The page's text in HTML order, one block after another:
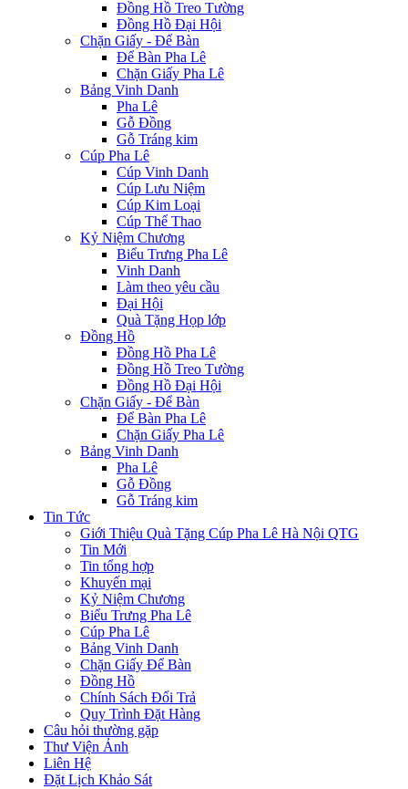
Đồng Hồ Treo Tường
Đồng Hồ Đại Hội
Chặn Giấy - Để Bàn
Để Bàn Pha Lê
Chặn Giấy Pha Lê
Bảng Vinh Danh
Pha Lê
Gỗ Đồng
Gỗ Tráng kim
Cúp Pha Lê
Cúp Vinh Danh
Cúp Lưu Niệm
Cúp Kim Loại
Cúp Thể Thao
Kỷ Niệm Chương
Biểu Trưng Pha Lê
Vinh Danh
Làm theo yêu cầu
Đại Hội
Quà Tặng Họp lớp
Đồng Hồ
Đồng Hồ Pha Lê
Đồng Hồ Treo Tường
Đồng Hồ Đại Hội
Chặn Giấy - Để Bàn
Để Bàn Pha Lê
Chặn Giấy Pha Lê
Bảng Vinh Danh
Pha Lê
Gỗ Đồng
Gỗ Tráng kim
Tin Tức
Giới Thiệu Quà Tặng Cúp Pha Lê Hà Nội QTG
Tin Mới
Tin tổng hợp
Khuyến mại
Kỷ Niệm Chương
Biểu Trưng Pha Lê
Cúp Pha Lê
Bảng Vinh Danh
Chặn Giấy Để Bàn
Đồng Hồ
Chính Sách Đổi Trả
Quy Trình Đặt Hàng
Câu hỏi thường gặp
Thư Viện Ảnh
Liên Hệ
Đặt Lịch Khảo Sát